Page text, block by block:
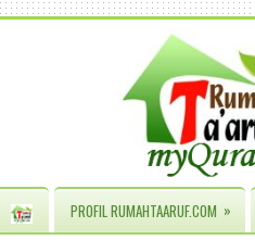
PROFIL RUMAHTAARUF.COM »